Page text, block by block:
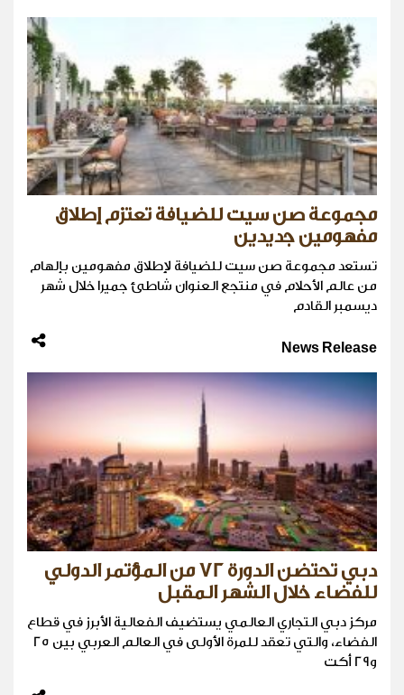
مجموعة صن سيت للضيافة تعتزم إطلاق
مفهومين جديدين
تستعد مجموعة صن سيت للضيافة لإطلاق مفهومين بإلهام
من عالم الأحلام في منتجع العنوان شاطئ جميرا خلال شهر
ديسمبر القادم
News Release
دبي تحتضن الدورة 72 من المؤتمر الدولي
للفضاء خلال الشهر المقبل
مركز دبي التجاري العالمي يستضيف الفعالية الأبرز في قطاع
الفضاء، والتي تعقد للمرة الأولى في العالم العربي بين 25
و29 أكت